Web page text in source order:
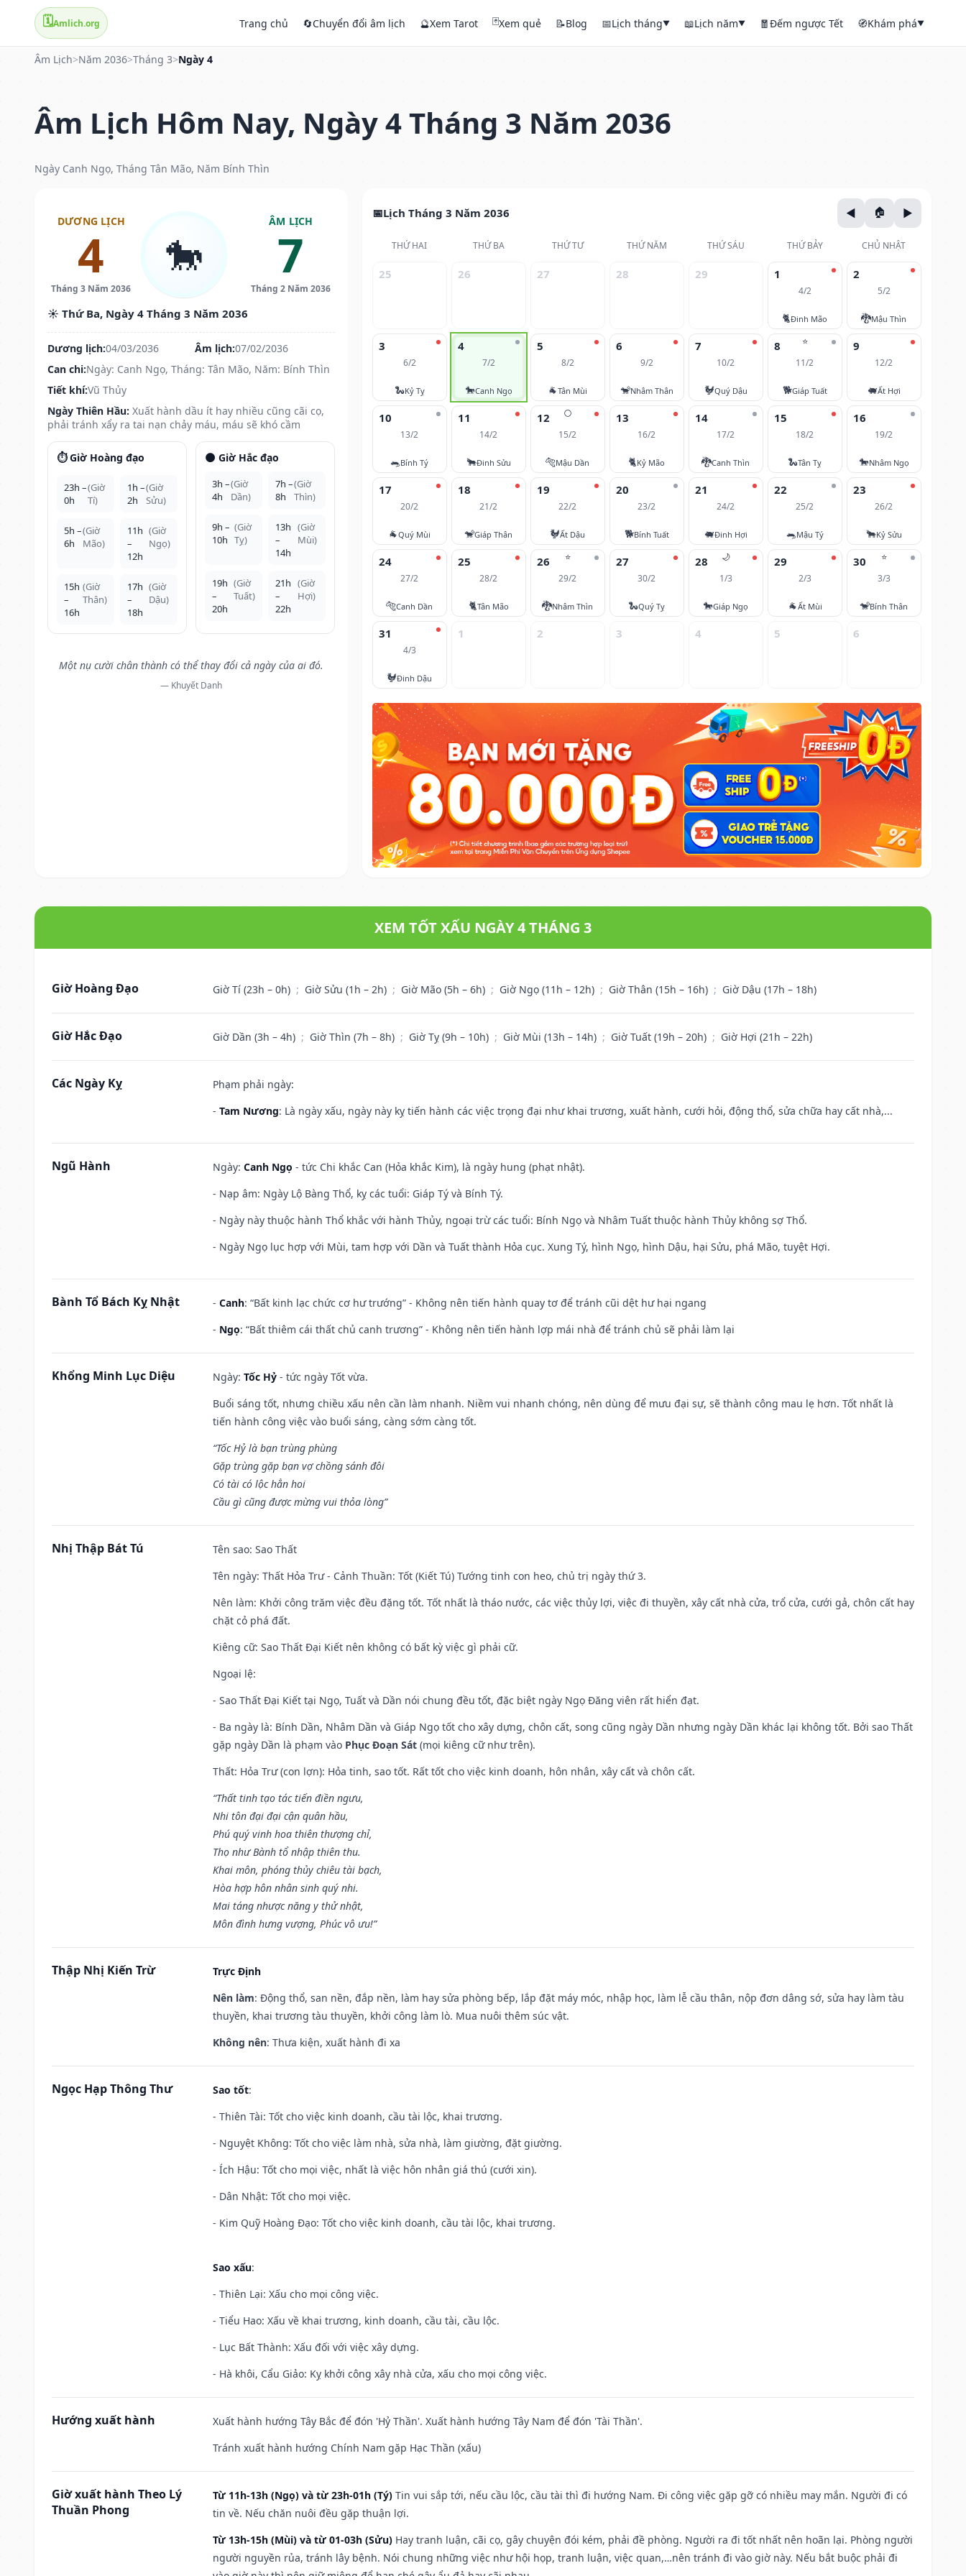
🗓️Amlich.org Trang chủ 🔄Chuyển đổi âm lịch 🔮Xem Tarot 🃏Xem quẻ 📝Blog 📅Lịch tháng▼ 📖Lịch năm▼ 🧧Đếm ngược Tết 🧭Khám phá▼
Âm Lịch>Năm 2036>Tháng 3>Ngày 4
Âm Lịch Hôm Nay, Ngày 4 Tháng 3 Năm 2036
Ngày Canh Ngọ, Tháng Tân Mão, Năm Bính Thìn
DƯƠNG LỊCH
4
Tháng 3 Năm 2036
🐎
ÂM LỊCH
7
Tháng 2 Năm 2036
☀️ Thứ Ba, Ngày 4 Tháng 3 Năm 2036
Dương lịch:04/03/2036 Âm lịch:07/02/2036
Can chi:Ngày: Canh Ngọ, Tháng: Tân Mão, Năm: Bính Thìn
Tiết khí:Vũ Thủy
Ngày Thiên Hầu: Xuất hành dầu ít hay nhiều cũng cãi cọ,
phải tránh xẩy ra tai nạn chảy máu, máu sẽ khó cầm
⏱️ Giờ Hoàng đạo
23h –
0h
(Giờ
Tí)
1h –
2h
(Giờ
Sửu)
5h –
6h
(Giờ
Mão)
11h
–
12h
(Giờ
Ngọ)
15h
–
16h
(Giờ
Thân)
17h
–
18h
(Giờ
Dậu)
🌑 Giờ Hắc đạo
3h –
4h
(Giờ
Dần)
7h –
8h
(Giờ
Thìn)
9h –
10h
(Giờ
Tỵ)
13h
–
14h
(Giờ
Mùi)
19h
–
20h
(Giờ
Tuất)
21h
–
22h
(Giờ
Hợi)
Một nụ cười chân thành có thể thay đổi cả ngày của ai đó.
— Khuyết Danh
Lịch Tháng 3 Năm 2036
THỨ HAI THỨ BA THỨ TƯ THỨ NĂM THỨ SÁU THỨ BẢY CHỦ NHẬT
25 26 27 28 29 1
4/2
🐈Đinh Mão
2
5/2
🐉Mậu Thìn
3
6/2
🐍Kỷ Tỵ
4
7/2
🐎Canh Ngọ
5
8/2
🐐Tân Mùi
6
9/2
🐒Nhâm Thân
7
10/2
🐓Quý Dậu
⭐
8
11/2
🐕Giáp Tuất
9
12/2
🐖Ất Hợi
10
13/2
🐀Bính Tý
11
14/2
🐂Đinh Sửu
🌕
12
15/2
🐅Mậu Dần
13
16/2
🐈Kỷ Mão
14
17/2
🐉Canh Thìn
15
18/2
🐍Tân Tỵ
16
19/2
🐎Nhâm Ngọ
17
20/2
🐐Quý Mùi
18
21/2
🐒Giáp Thân
19
22/2
🐓Ất Dậu
20
23/2
🐕Bính Tuất
21
24/2
🐖Đinh Hợi
22
25/2
🐀Mậu Tý
23
26/2
🐂Kỷ Sửu
24
27/2
🐅Canh Dần
25
28/2
🐈Tân Mão
⭐
26
29/2
🐉Nhâm Thìn
27
30/2
🐍Quý Tỵ
🌙
28
1/3
🐎Giáp Ngọ
29
2/3
🐐Ất Mùi
⭐
30
3/3
🐒Bính Thân
31
4/3
🐓Đinh Dậu
1 2 3 4 5 6
XEM TỐT XẤU NGÀY 4 THÁNG 3
Giờ Hoàng Đạo Giờ Tí (23h – 0h) ; Giờ Sửu (1h – 2h) ; Giờ Mão (5h – 6h) ; Giờ Ngọ (11h – 12h) ; Giờ Thân (15h – 16h) ; Giờ Dậu (17h – 18h)
Giờ Hắc Đạo Giờ Dần (3h – 4h) ; Giờ Thìn (7h – 8h) ; Giờ Tỵ (9h – 10h) ; Giờ Mùi (13h – 14h) ; Giờ Tuất (19h – 20h) ; Giờ Hợi (21h – 22h)
Các Ngày Kỵ
Phạm phải ngày:
- Tam Nương: Là ngày xấu, ngày này kỵ tiến hành các việc trọng đại như khai trương, xuất hành, cưới hỏi, động thổ, sửa chữa hay cất nhà,...
Ngũ Hành Ngày: Canh Ngọ - tức Chi khắc Can (Hỏa khắc Kim), là ngày hung (phạt nhật).
- Nạp âm: Ngày Lộ Bàng Thổ, kỵ các tuổi: Giáp Tý và Bính Tý.
- Ngày này thuộc hành Thổ khắc với hành Thủy, ngoại trừ các tuổi: Bính Ngọ và Nhâm Tuất thuộc hành Thủy không sợ Thổ.
- Ngày Ngọ lục hợp với Mùi, tam hợp với Dần và Tuất thành Hỏa cục. Xung Tý, hình Ngọ, hình Dậu, hại Sửu, phá Mão, tuyệt Hợi.
Bành Tổ Bách Kỵ Nhật - Canh: “Bất kinh lạc chức cơ hư trướng” - Không nên tiến hành quay tơ để tránh cũi dệt hư hại ngang
- Ngọ: “Bất thiêm cái thất chủ canh trương” - Không nên tiến hành lợp mái nhà để tránh chủ sẽ phải làm lại
Khổng Minh Lục Diệu Ngày: Tốc Hỷ - tức ngày Tốt vừa.
Buổi sáng tốt, nhưng chiều xấu nên cần làm nhanh. Niềm vui nhanh chóng, nên dùng để mưu đại sự, sẽ thành công mau lẹ hơn. Tốt nhất là
tiến hành công việc vào buổi sáng, càng sớm càng tốt.
“Tốc Hỷ là bạn trùng phùng
Gặp trùng gặp bạn vợ chồng sánh đôi
Có tài có lộc hẳn hoi
Cầu gì cũng được mừng vui thỏa lòng”
Nhị Thập Bát Tú Tên sao: Sao Thất
Tên ngày: Thất Hỏa Trư - Cảnh Thuần: Tốt (Kiết Tú) Tướng tinh con heo, chủ trị ngày thứ 3.
Nên làm: Khởi công trăm việc đều đặng tốt. Tốt nhất là tháo nước, các việc thủy lợi, việc đi thuyền, xây cất nhà cửa, trổ cửa, cưới gả, chôn cất hay
chặt cỏ phá đất.
Kiêng cữ: Sao Thất Đại Kiết nên không có bất kỳ việc gì phải cữ.
Ngoại lệ:
- Sao Thất Đại Kiết tại Ngọ, Tuất và Dần nói chung đều tốt, đặc biệt ngày Ngọ Đăng viên rất hiển đạt.
- Ba ngày là: Bính Dần, Nhâm Dần và Giáp Ngọ tốt cho xây dựng, chôn cất, song cũng ngày Dần nhưng ngày Dần khác lại không tốt. Bởi sao Thất
gặp ngày Dần là phạm vào Phục Đoạn Sát (mọi kiêng cữ như trên).
Thất: Hỏa Trư (con lợn): Hỏa tinh, sao tốt. Rất tốt cho việc kinh doanh, hôn nhân, xây cất và chôn cất.
“Thất tinh tạo tác tiến điền ngưu,
Nhi tôn đại đại cận quân hầu,
Phú quý vinh hoa thiên thượng chỉ,
Thọ như Bành tổ nhập thiên thu.
Khai môn, phóng thủy chiêu tài bạch,
Hòa hợp hôn nhân sinh quý nhi.
Mai táng nhược năng y thử nhật,
Môn đình hưng vượng, Phúc vô ưu!”
Thập Nhị Kiến Trừ
Trực Định
Nên làm: Động thổ, san nền, đắp nền, làm hay sửa phòng bếp, lắp đặt máy móc, nhập học, làm lễ cầu thân, nộp đơn dâng sớ, sửa hay làm tàu
thuyền, khai trương tàu thuyền, khởi công làm lò. Mua nuôi thêm súc vật.
Không nên: Thưa kiện, xuất hành đi xa
Ngọc Hạp Thông Thư Sao tốt:
- Thiên Tài: Tốt cho việc kinh doanh, cầu tài lộc, khai trương.
- Nguyệt Không: Tốt cho việc làm nhà, sửa nhà, làm giường, đặt giường.
- Ích Hậu: Tốt cho mọi việc, nhất là việc hôn nhân giá thú (cưới xin).
- Dân Nhật: Tốt cho mọi việc.
- Kim Quỹ Hoàng Đạo: Tốt cho việc kinh doanh, cầu tài lộc, khai trương.
Sao xấu:
- Thiên Lại: Xấu cho mọi công việc.
- Tiểu Hao: Xấu về khai trương, kinh doanh, cầu tài, cầu lộc.
- Lục Bất Thành: Xấu đối với việc xây dựng.
- Hà khôi, Cẩu Giảo: Kỵ khởi công xây nhà cửa, xấu cho mọi công việc.
Hướng xuất hành
Xuất hành hướng Tây Bắc để đón 'Hỷ Thần'. Xuất hành hướng Tây Nam để đón 'Tài Thần'.
Tránh xuất hành hướng Chính Nam gặp Hạc Thần (xấu)
Giờ xuất hành Theo Lý
Thuần Phong
Từ 11h-13h (Ngọ) và từ 23h-01h (Tý) Tin vui sắp tới, nếu cầu lộc, cầu tài thì đi hướng Nam. Đi công việc gặp gỡ có nhiều may mắn. Người đi có
tin về. Nếu chăn nuôi đều gặp thuận lợi.
Từ 13h-15h (Mùi) và từ 01-03h (Sửu) Hay tranh luận, cãi cọ, gây chuyện đói kém, phải đề phòng. Người ra đi tốt nhất nên hoãn lại. Phòng người
người nguyền rủa, tránh lây bệnh. Nói chung những việc như hội họp, tranh luận, việc quan,…nên tránh đi vào giờ này. Nếu bắt buộc phải đi